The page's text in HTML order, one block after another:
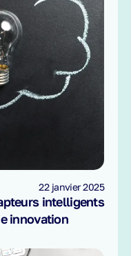
intelligents
innovation
22 janvier 2025